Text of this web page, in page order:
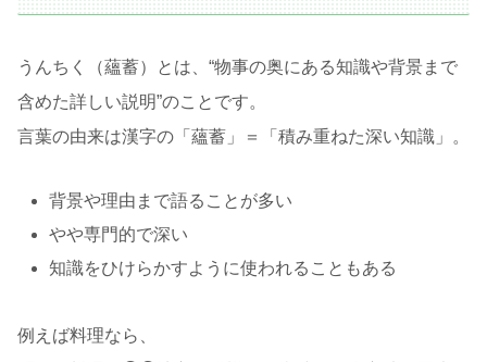
うんちく（蘊蓄）とは、“物事の奥にある知識や背景まで
含めた詳しい説明”のことです。
言葉の由来は漢字の「蘊蓄」＝「積み重ねた深い知識」。
背景や理由まで語ることが多い
やや専門的で深い
知識をひけらかすように使われることもある
例えば料理なら、